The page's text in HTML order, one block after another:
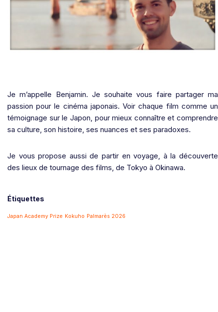
Je m’appelle Benjamin. Je souhaite vous faire partager ma
passion pour le cinéma japonais. Voir chaque film comme un
témoignage sur le Japon, pour mieux connaître et comprendre
sa culture, son histoire, ses nuances et ses paradoxes.
Je vous propose aussi de partir en voyage, à la découverte
des lieux de tournage des films, de Tokyo à Okinawa.
Étiquettes
Japan Academy Prize Kokuho Palmarès 2026